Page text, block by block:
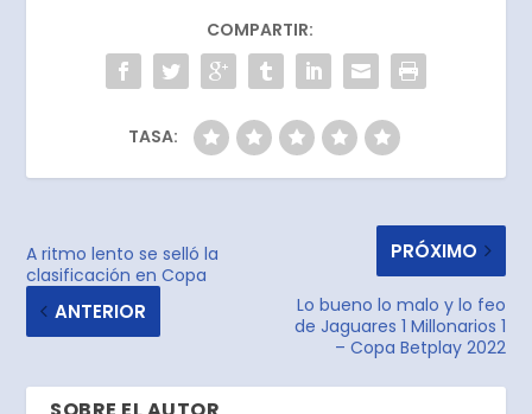
COMPARTIR:
TASA:
A ritmo lento se selló la
clasificación en Copa
ANTERIOR
PRÓXIMO
Lo bueno lo malo y lo feo
de Jaguares 1 Millonarios 1
– Copa Betplay 2022